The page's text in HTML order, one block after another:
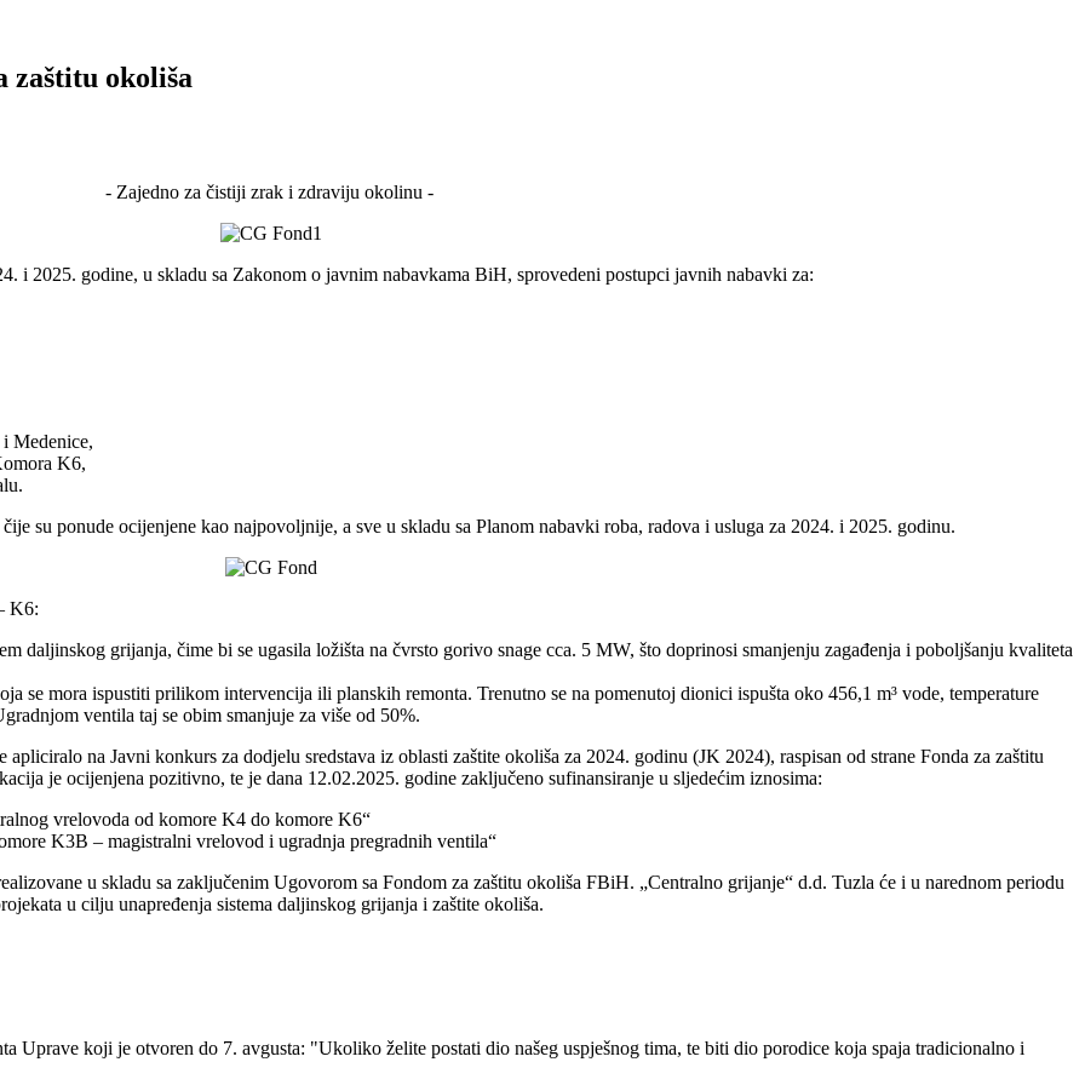
zaštitu okoliša
- Zajedno za čistiji zrak i zdraviju okolinu -
i 2025. godine, u skladu sa Zakonom o javnim nabavkama BiH, sprovedeni postupci javnih nabavki za:
Medenice,
K6,
su ponude ocijenjene kao najpovoljnije, a sve u skladu sa Planom nabavki roba, radova i usluga za 2024. i 2025. godinu.
K6:
grijanja, čime bi se ugasila ložišta na čvrsto gorivo snage cca. 5 MW, što doprinosi smanjenju zagađenja i poboljšanju kvaliteta
mora ispustiti prilikom intervencija ili planskih remonta. Trenutno se na pomenutoj dionici ispušta oko 456,1 m³ vode, temperature
ventila taj se obim smanjuje za više od 50%.
na Javni konkurs za dodjelu sredstava iz oblasti zaštite okoliša za 2024. godinu (JK 2024), raspisan od strane Fonda za zaštitu
je ocijenjena pozitivno, te je dana 12.02.2025. godine zaključeno sufinansiranje u sljedećim iznosima:
vrelovoda od komore K4 do komore K6“
K3B – magistralni vrelovod i ugradnja pregradnih ventila“
u skladu sa zaključenim Ugovorom sa Fondom za zaštitu okoliša FBiH. „Centralno grijanje“ d.d. Tuzla će i u narednom periodu
u cilju unapređenja sistema daljinskog grijanja i zaštite okoliša.
Uprave koji je otvoren do 7. avgusta: "Ukoliko želite postati dio našeg uspješnog tima, te biti dio porodice koja spaja tradicionalno i